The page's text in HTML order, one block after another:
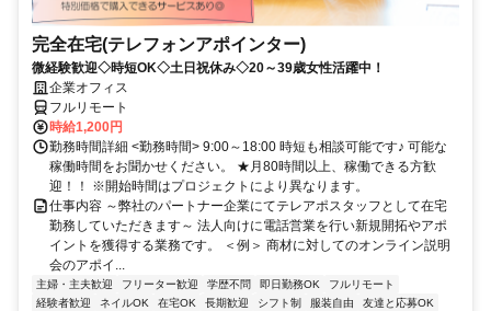
完全在宅(テレフォンアポインター)
微経験歓迎◇時短OK◇土日祝休み◇20～39歳女性活躍中！
企業オフィス
フルリモート
時給1,200円
勤務時間詳細 <勤務時間> 9:00～18:00 時短も相談可能です♪ 可能な
稼働時間をお聞かせください。 ★月80時間以上、稼働できる方歓
迎！！ ※開始時間はプロジェクトにより異なります。
仕事内容 ～弊社のパートナー企業にてテレアポスタッフとして在宅
勤務していただきます～ 法人向けに電話営業を行い新規開拓やアポ
イントを獲得する業務です。 ＜例＞ 商材に対してのオンライン説明
会のアポイ...
主婦・主夫歓迎 フリーター歓迎 学歴不問 即日勤務OK
フルリモート
経験者歓迎
ネイルOK 在宅OK 長期歓迎 シフト制 服装自由
友達と応募OK